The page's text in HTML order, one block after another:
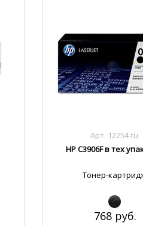
Арт. 12254-tu
HP C3906F в тех
Тонер-
768 руб.